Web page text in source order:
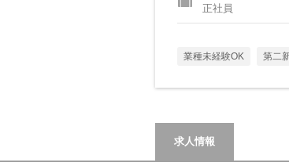
正社員
業種未経験OK 第二
求人情報